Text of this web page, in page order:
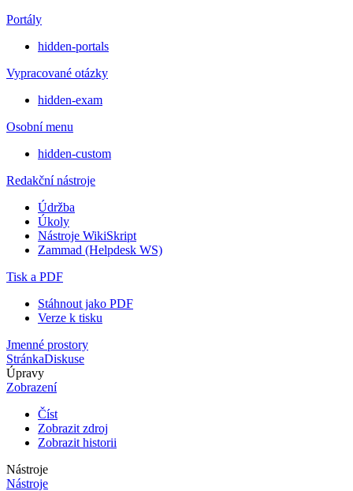
Portály
hidden-portals
Vypracované otázky
hidden-exam
Osobní menu
hidden-custom
Redakční nástroje
Údržba
Úkoly
Nástroje WikiSkript
Zammad (Helpdesk WS)
Tisk a PDF
Stáhnout jako PDF
Verze k tisku
Jmenné prostory
StránkaDiskuse
Úpravy
Zobrazení
Číst
Zobrazit zdroj
Zobrazit historii
Nástroje
Nástroje